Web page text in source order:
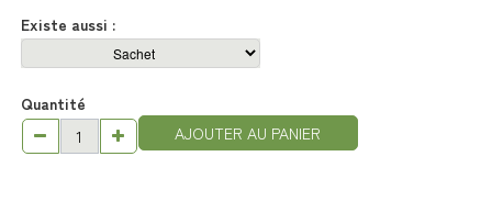
Existe aussi :
Quantité
AJOUTER AU PANIER